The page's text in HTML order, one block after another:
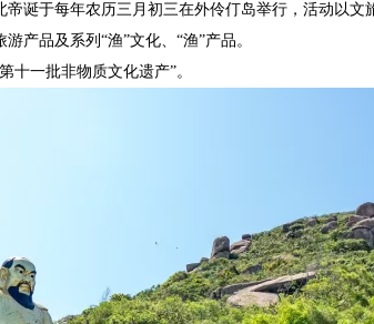
诞于每年农历三月初三在外伶仃岛举行，活动以文
产品及系列“渔”文化、“渔”产品。
十一批非物质文化遗产”。